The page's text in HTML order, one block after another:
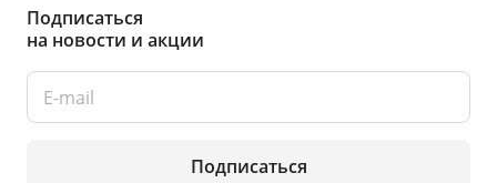
Подписаться
на новости и акции
Подписаться